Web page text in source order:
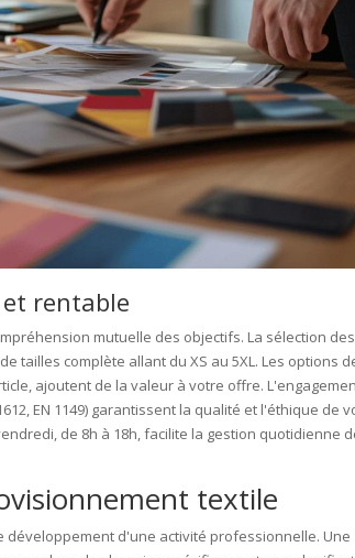
rentable
mutuelle des objectifs. La sélection des
tailles complète allant du XS au 5XL. Les options
ajoutent de la valeur à votre offre.
EN 1149) garantissent la qualité et l'éthique de
de 8h à 18h, facilite la gestion quotidienne
textile
d'une activité professionnelle. Une